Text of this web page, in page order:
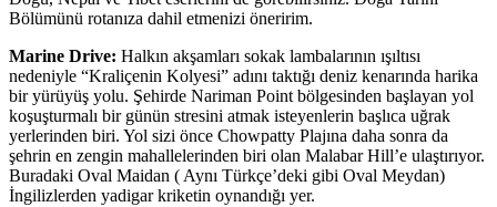
Bölümünü rotanıza dahil etmenizi öneririm.
Marine Drive: Halkın akşamları sokak lambalarının ışıltısı
nedeniyle “Kraliçenin Kolyesi” adını taktığı deniz kenarında harika
bir yürüyüş yolu. Şehirde Nariman Point bölgesinden başlayan yol
koşuşturmalı bir günün stresini atmak isteyenlerin başlıca uğrak
yerlerinden biri. Yol sizi önce Chowpatty Plajına daha sonra da
şehrin en zengin mahallelerinden biri olan Malabar Hill’e ulaştırıyor.
Buradaki Oval Maidan ( Aynı Türkçe’deki gibi Oval Meydan)
İngilizlerden yadigar kriketin oynandığı yer.